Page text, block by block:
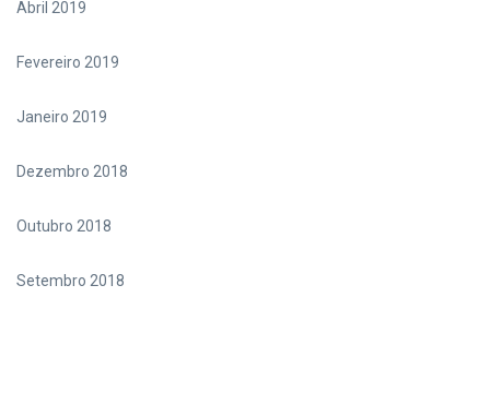
Abril 2019
Fevereiro 2019
Janeiro 2019
Dezembro 2018
Outubro 2018
Setembro 2018